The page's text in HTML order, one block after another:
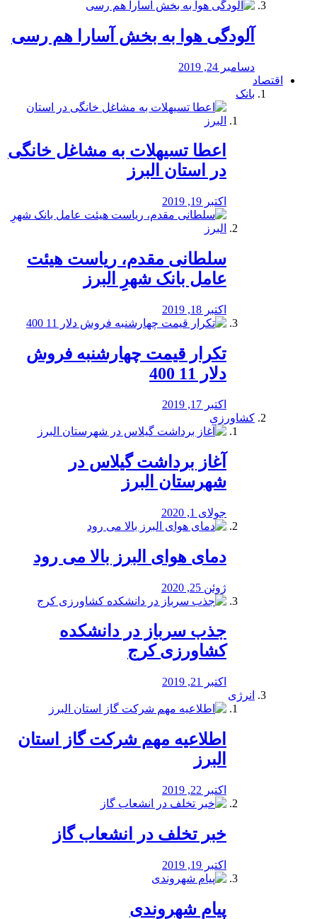
آلودگی هوا به بخش آسارا هم رسی
دسامبر 24, 2019
اقتصاد
بانک
️اعطا تسیهلات به مشاغل خانگی
در استان البرز
اکتبر 19, 2019
سلطانی مقدم، ریاست هیئت
عامل بانک شهرِ البرز
اکتبر 18, 2019
تکرار قیمت چهارشنبه فروش
دلار 11 400
اکتبر 17, 2019
کشاورزی
آغاز برداشت گیلاس در
شهرستان البرز
جولای 1, 2020
دمای هوای البرز بالا می رود
ژوئن 25, 2020
جذب سرباز در دانشکده
کشاورزی کرج
اکتبر 21, 2019
انرژی
️اطلاعیه مهم شرکت گاز استان
البرز
اکتبر 22, 2019
خبر تخلف در انشعاب گاز
اکتبر 19, 2019
پیام شهروندی